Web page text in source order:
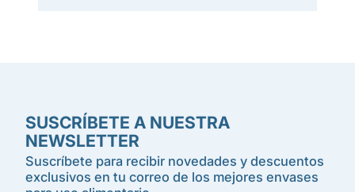
SUSCRÍBETE A NUESTRA
NEWSLETTER
Suscríbete para recibir novedades y descuentos
exclusivos en tu correo de los mejores envases